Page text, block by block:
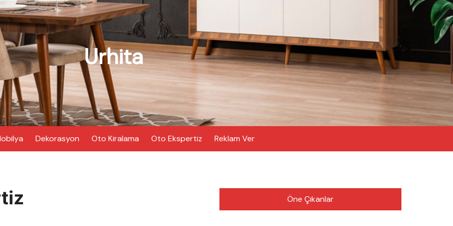
Urhita
Dekorasyon Oto Kiralama Oto Ekspertiz Reklam Ver
Öne Çıkanlar